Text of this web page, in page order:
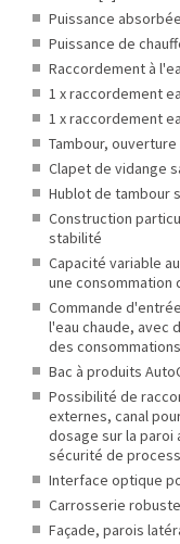
Puissance
Puissance de
Raccordement à
1 x raccordement
1 x raccordement
Tambour,
Clapet de vidange
Hublot de tambour
Construction
stabilité
Capacité variable
une consommation
Commande
l'eau chaude, avec
des
Bac à produits
Possibilité de
externes, canal
dosage sur la paroi
sécurité de
Interface optique
Carrosserie
Façade, parois